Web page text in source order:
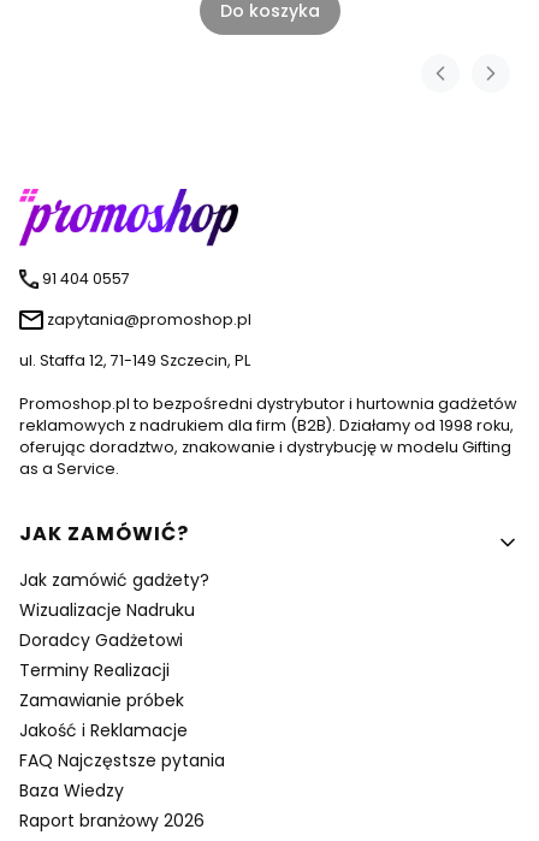
Do koszyka
91 404 0557
zapytania@promoshop.pl
ul. Staffa 12, 71-149 Szczecin, PL
Promoshop.pl to bezpośredni dystrybutor i hurtownia gadżetów
reklamowych z nadrukiem dla firm (B2B). Działamy od 1998 roku,
oferując doradztwo, znakowanie i dystrybucję w modelu Gifting
as a Service.
Linki w stopce
JAK ZAMÓWIĆ?
Jak zamówić gadżety?
Wizualizacje Nadruku
Doradcy Gadżetowi
Terminy Realizacji
Zamawianie próbek
Jakość i Reklamacje
FAQ Najczęstsze pytania
Baza Wiedzy
Raport branżowy 2026